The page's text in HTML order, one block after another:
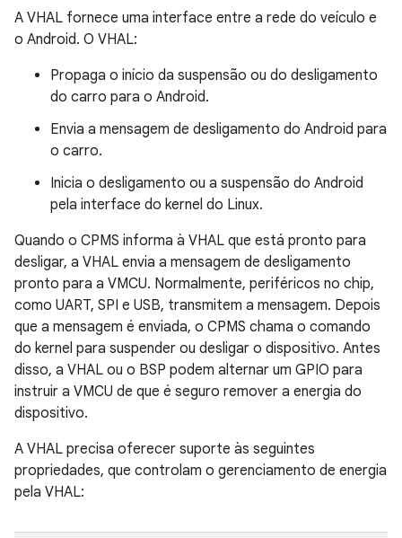
A VHAL fornece uma interface entre a rede do veículo e
o Android. O VHAL:
Propaga o início da suspensão ou do desligamento
do carro para o Android.
Envia a mensagem de desligamento do Android para
o carro.
Inicia o desligamento ou a suspensão do Android
pela interface do kernel do Linux.
Quando o CPMS informa à VHAL que está pronto para
desligar, a VHAL envia a mensagem de desligamento
pronto para a VMCU. Normalmente, periféricos no chip,
como UART, SPI e USB, transmitem a mensagem. Depois
que a mensagem é enviada, o CPMS chama o comando
do kernel para suspender ou desligar o dispositivo. Antes
disso, a VHAL ou o BSP podem alternar um GPIO para
instruir a VMCU de que é seguro remover a energia do
dispositivo.
A VHAL precisa oferecer suporte às seguintes
propriedades, que controlam o gerenciamento de energia
pela VHAL: